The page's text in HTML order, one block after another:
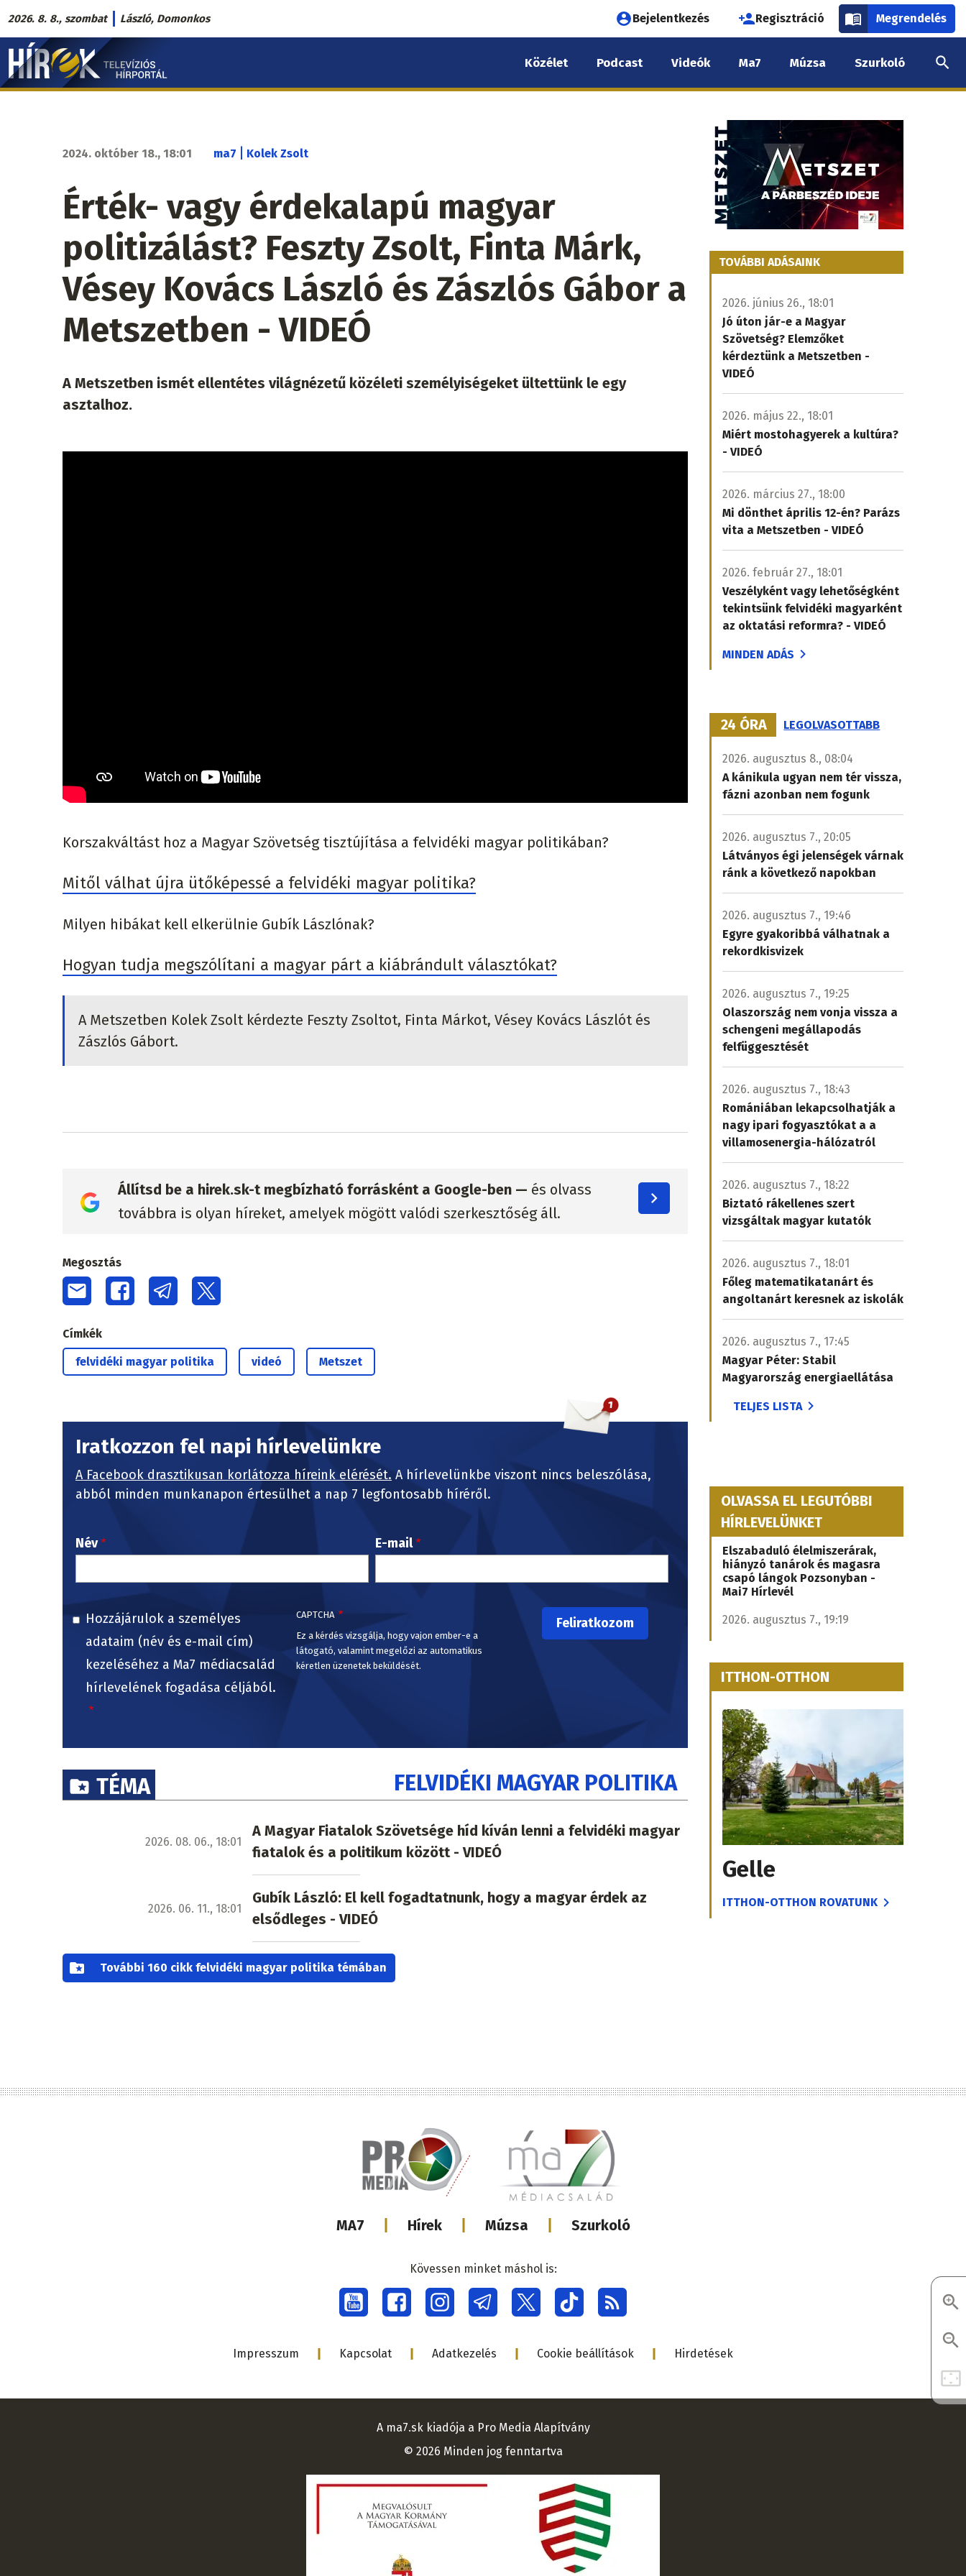
Ugrás
a
tartalomra
2026. 8. 8., szombat László, Domonkos
Felhasználói
fiók
menüje
Bejelentkezés Regisztráció Megrendelés
Hírek.sk
fő
Közélet Podcast Videók Ma7 Múzsa Szurkoló
2024. október 18., 18:01 ma7 Kolek Zsolt
Érték- vagy érdekalapú magyar
politizálást? Feszty Zsolt, Finta Márk,
Vésey Kovács László és Zászlós Gábor a
Metszetben - VIDEÓ
A Metszetben ismét ellentétes világnézetű közéleti személyiségeket ültettünk le egy
asztalhoz.
Korszakváltást hoz a Magyar Szövetség tisztújítása a felvidéki magyar politikában?
Mitől válhat újra ütőképessé a felvidéki magyar politika?
Milyen hibákat kell elkerülnie Gubík Lászlónak?
Hogyan tudja megszólítani a magyar párt a kiábrándult választókat?
A Metszetben Kolek Zsolt kérdezte Feszty Zsoltot, Finta Márkot, Vésey Kovács Lászlót és
Zászlós Gábort.
Állítsd be a hirek.sk-t megbízható forrásként a Google-ben — és olvass
továbbra is olyan híreket, amelyek mögött valódi szerkesztőség áll.
Megosztás
Címkék
felvidéki magyar politika videó Metszet
Iratkozzon fel napi hírlevelünkre
A Facebook drasztikusan korlátozza híreink elérését. A hírlevelünkbe viszont nincs beleszólása,
abból minden munkanapon értesülhet a nap 7 legfontosabb híréről.
Név E-mail
Hozzájárulok a személyes
adataim (név és e-mail cím)
kezeléséhez a Ma7 médiacsalád
hírlevelének fogadása céljából.
CAPTCHA
Ez a kérdés vizsgálja, hogy vajon ember-e a
látogató, valamint megelőzi az automatikus
kéretlen üzenetek beküldését.
TÉMA FELVIDÉKI MAGYAR POLITIKA
2026. 08. 06., 18:01
A Magyar Fiatalok Szövetsége híd kíván lenni a felvidéki magyar
fiatalok és a politikum között - VIDEÓ
2026. 06. 11., 18:01
Gubík László: El kell fogadtatnunk, hogy a magyar érdek az
elsődleges - VIDEÓ
További 160 cikk felvidéki magyar politika témában
TOVÁBBI ADÁSAINK
2026. június 26., 18:01
Jó úton jár-e a Magyar
Szövetség? Elemzőket
kérdeztünk a Metszetben -
VIDEÓ
2026. május 22., 18:01
Miért mostohagyerek a kultúra?
- VIDEÓ
2026. március 27., 18:00
Mi dönthet április 12-én? Parázs
vita a Metszetben - VIDEÓ
2026. február 27., 18:01
Veszélyként vagy lehetőségként
tekintsünk felvidéki magyarként
az oktatási reformra? - VIDEÓ
MINDEN ADÁS
24 ÓRA LEGOLVASOTTABB
2026. augusztus 8., 08:04
A kánikula ugyan nem tér vissza,
fázni azonban nem fogunk
2026. augusztus 7., 20:05
Látványos égi jelenségek várnak
ránk a következő napokban
2026. augusztus 7., 19:46
Egyre gyakoribbá válhatnak a
rekordkisvizek
2026. augusztus 7., 19:25
Olaszország nem vonja vissza a
schengeni megállapodás
felfüggesztését
2026. augusztus 7., 18:43
Romániában lekapcsolhatják a
nagy ipari fogyasztókat a a
villamosenergia-hálózatról
2026. augusztus 7., 18:22
Biztató rákellenes szert
vizsgáltak magyar kutatók
2026. augusztus 7., 18:01
Főleg matematikatanárt és
angoltanárt keresnek az iskolák
2026. augusztus 7., 17:45
Magyar Péter: Stabil
Magyarország energiaellátása
TELJES LISTA
OLVASSA EL LEGUTÓBBI
HÍRLEVELÜNKET
Elszabaduló élelmiszerárak,
hiányzó tanárok és magasra
csapó lángok Pozsonyban -
Mai7 Hírlevél
2026. augusztus 7., 19:19
ITTHON-OTTHON
Gelle
ITTHON-OTTHON ROVATUNK
Lábléc
médiacsalád
MA7 Hírek Múzsa Szurkoló
Social
menu
Kövessen minket máshol is:
Lábléc
Impresszum Kapcsolat Adatkezelés Cookie beállítások Hirdetések
A ma7.sk kiadója a Pro Media Alapítvány
© 2026 Minden jog fenntartva